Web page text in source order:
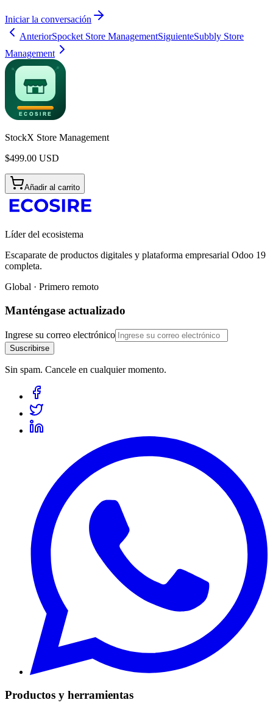
Iniciar la conversación
AnteriorSpocket Store ManagementSiguienteSubbly Store
Management
StockX Store Management
$499.00 USD
Añadir al carrito
Líder del ecosistema
Escaparate de productos digitales y plataforma empresarial Odoo 19
completa.
Global · Primero remoto
Manténgase actualizado
Ingrese su correo electrónico
Suscribirse
Sin spam. Cancele en cualquier momento.
Productos y herramientas